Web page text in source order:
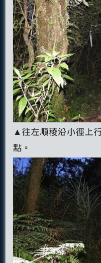
▲往左順稜沿小徑上
點。